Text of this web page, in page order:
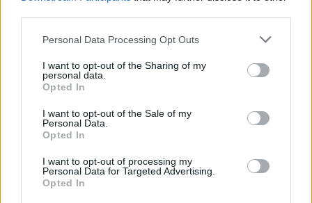
Personal Data Processing Opt Outs
I want to opt-out of the Sharing of my
personal data.
Opted In
I want to opt-out of the Sale of my
Personal Data.
Opted In
I want to opt-out of processing my
Personal Data for Targeted Advertising.
Opted In
Vitali Abramov tehoili Ässät
Kun työt hoidetaan tunnollisesti
ajoi liekehtinyttä jääkonetta!
LIITTYVÄT ARTIKKELIT
Leijonat julkisti ketjut Sveitsi-peliin –
kaukaloon